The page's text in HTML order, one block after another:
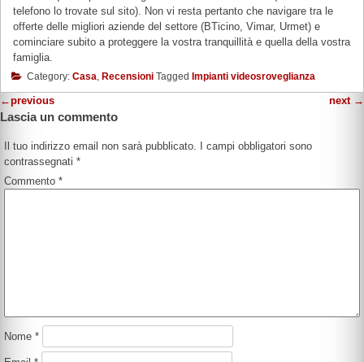
telefono lo trovate sul sito). Non vi resta pertanto che navigare tra le
offerte delle migliori aziende del settore (BTicino, Vimar, Urmet) e
cominciare subito a proteggere la vostra tranquillità e quella della vostra
famiglia.
Category: Casa, Recensioni Tagged Impianti videosroveglianza
←previous next →
Lascia un commento
Il tuo indirizzo email non sarà pubblicato.
I campi obbligatori sono
contrassegnati*
Commento*
Nome*